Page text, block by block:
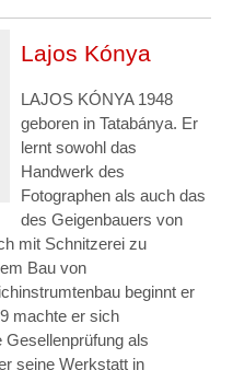
Lajos Kónya
LAJOS KÓNYA 1948
geboren in Tatabánya. Er
lernt sowohl das
Handwerk des
Fotographen als auch das
des Geigenbauers von
mit Schnitzerei zu
Bau von
beginnt er
machte er sich
Gesellenprüfung als
seine Werkstatt in